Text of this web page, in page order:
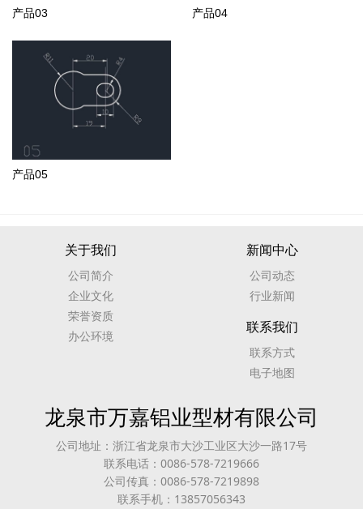
产品03 产品04
产品05
关于我们
公司简介
企业文化
荣誉资质
办公环境
新闻中心
公司动态
行业新闻
联系我们
联系方式
电子地图
龙泉市万嘉铝业型材有限公司
公司地址：浙江省龙泉市大沙工业区大沙一路17号
联系电话：0086-578-7219666
公司传真：0086-578-7219898
联系手机：13857056343